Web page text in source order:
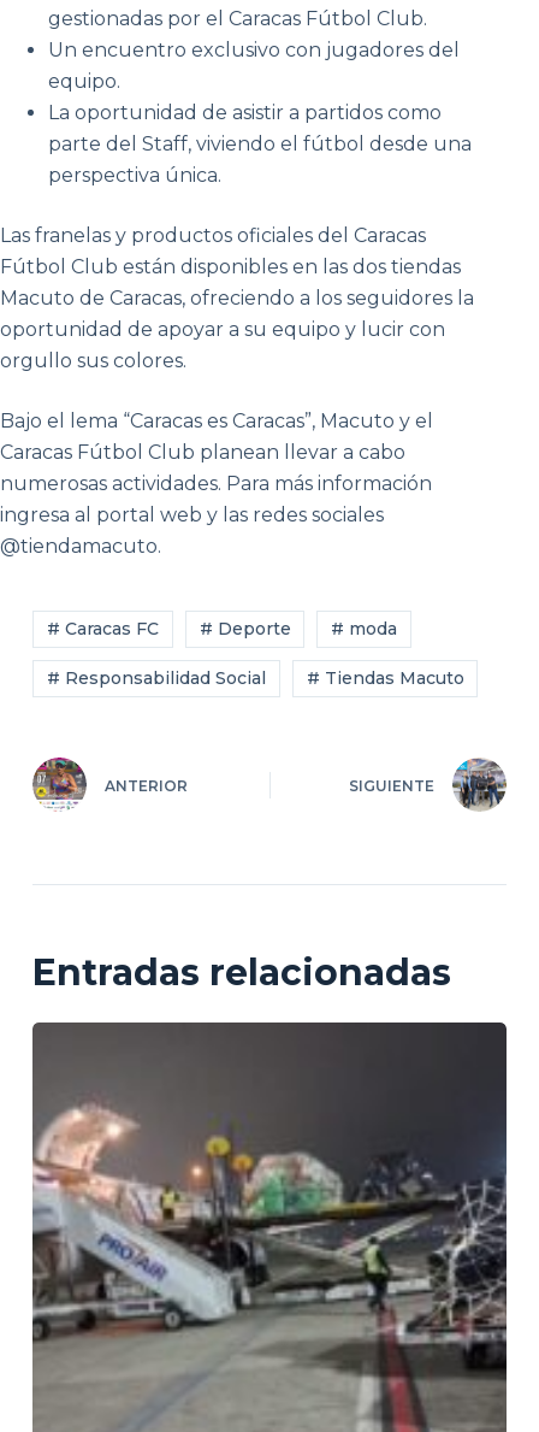
gestionadas por el Caracas Fútbol Club.
Un encuentro exclusivo con jugadores del
equipo.
La oportunidad de asistir a partidos como
parte del Staff, viviendo el fútbol desde una
perspectiva única.
Las franelas y productos oficiales del Caracas
Fútbol Club están disponibles en las dos tiendas
Macuto de Caracas, ofreciendo a los seguidores la
oportunidad de apoyar a su equipo y lucir con
orgullo sus colores.
Bajo el lema “Caracas es Caracas”, Macuto y el
Caracas Fútbol Club planean llevar a cabo
numerosas actividades. Para más información
ingresa al portal web y las redes sociales
@tiendamacuto.
# Caracas FC # Deporte # moda
# Responsabilidad Social # Tiendas Macuto
ANTERIOR SIGUIENTE
Entradas relacionadas